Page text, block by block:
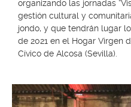
organizando las jornadas
gestión cultural y
jondo, y que tendrán lugar
de 2021 en el Hogar Virgen
Cívico de Alcosa (Sevilla).